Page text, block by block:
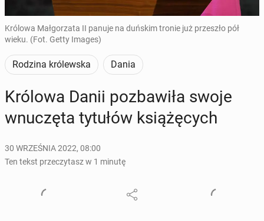
Królowa Małgorzata II panuje na duńskim tronie już przeszło pół
wieku. (Fot. Getty Images)
Rodzina królewska Dania
Królowa Danii po­zba­wi­ła swoje
wnu­czę­ta tytułów ksią­żę­cych
30 WRZEŚNIA 2022, 08:00
Ten tekst przeczytasz w 1 minutę